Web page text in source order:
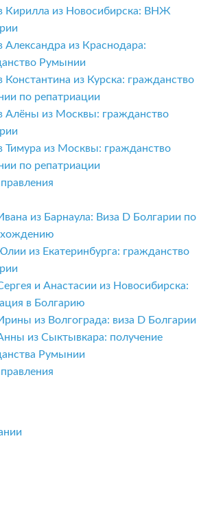
Кирилла из Новосибирска: ВНЖ
Александра из Краснодара:
Румынии
Константина из Курска: гражданство
по репатриации
Алёны из Москвы: гражданство
Тимура из Москвы: гражданство
по репатриации
из Барнаула: Виза D Болгарии по
из Екатеринбурга: гражданство
и Анастасии из Новосибирска:
в Болгарию
из Волгограда: виза D Болгарии
из Сыктывкара: получение
Румынии